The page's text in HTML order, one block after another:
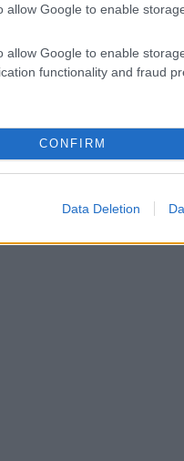
allow Google to enable
allow Google to enable
functionality and fraud
CONFIRM
Data Deletion
και τον ιστότοπό